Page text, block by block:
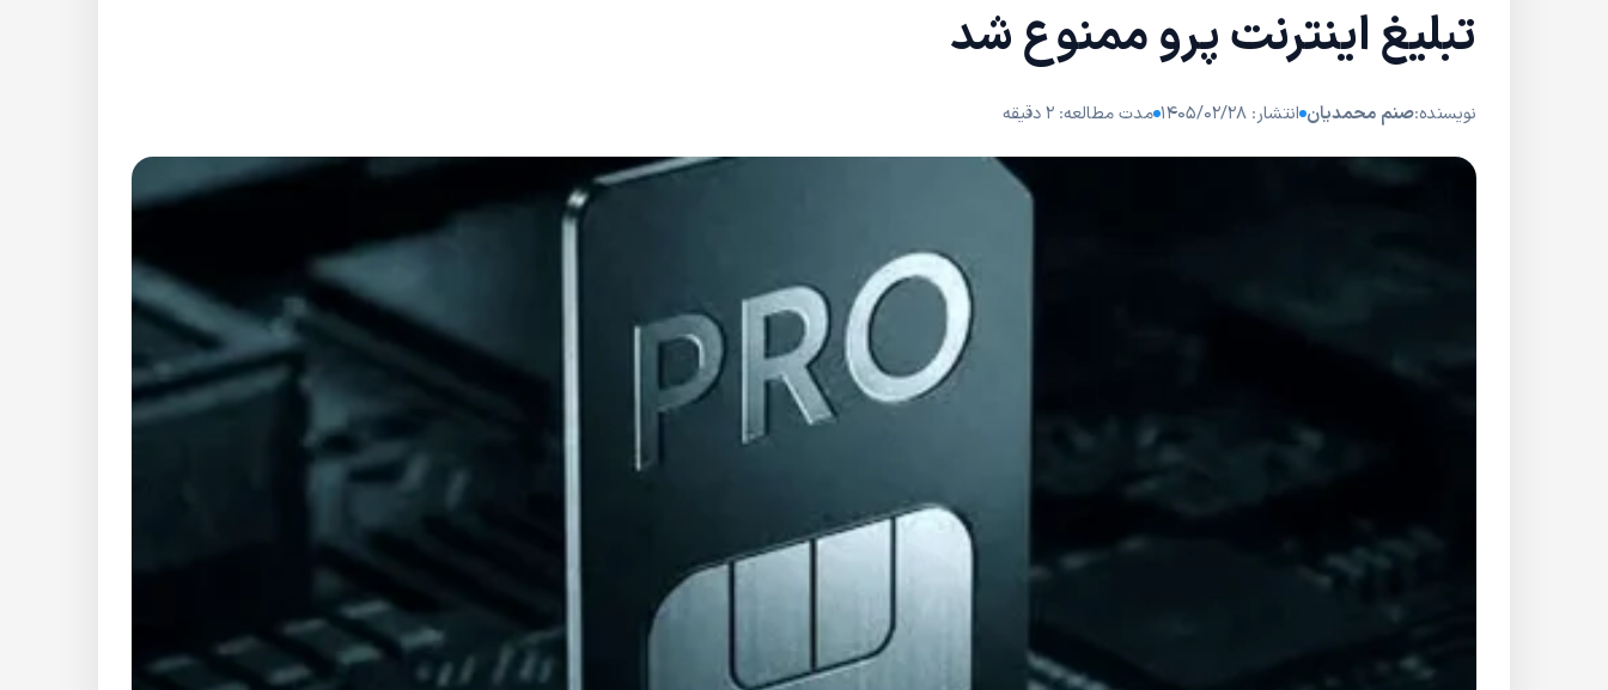
تبلیغ اینترنت پرو ممنوع شد
نویسنده:صنم محمدیان انتشار: ۱۴۰۵/۰۲/۲۸ مدت مطالعه: ۲ دقیقه